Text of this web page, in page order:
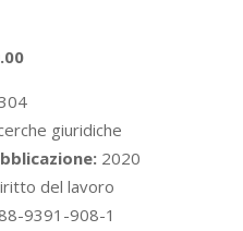
Il
attuale
è:
€19.00.
giuridiche
2020
del lavoro
9391-908-1